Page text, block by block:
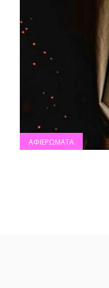
ΑΦΙΕΡΩΜΑΤΑ